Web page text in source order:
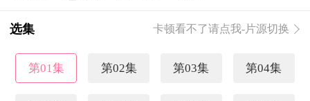
一辈子不后悔。利用前世的智能的
事。而且还遇到了有着翡翠绿头发
选集 卡顿看不了请点我-片源切换
第01集 第02集 第03集 第04集